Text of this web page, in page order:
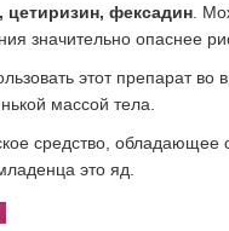
цетиризин, фексадин .
значительно опаснее
этот препарат
массой тела.
средство, обладающее
это яд.